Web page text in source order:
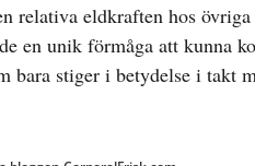
relativa eldkraften hos
en unik förmåga att kunna
stiger i betydelse i takt